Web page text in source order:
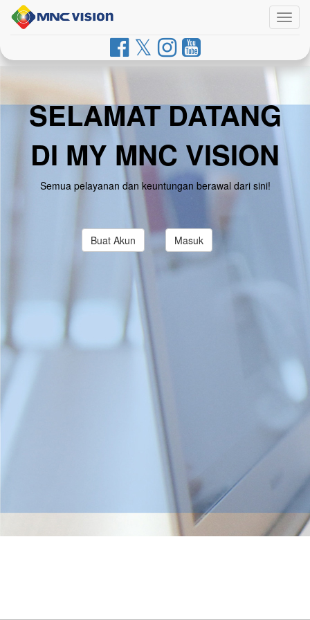
SELAMAT DATANG
DI MY MNC VISION
Semua pelayanan dan keuntungan berawal dari sini!
Buat Akun Masuk